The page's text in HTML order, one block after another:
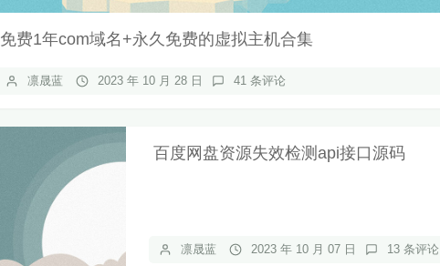
免费1年com域名+永久免费的虚拟主机合集
凛晟蓝 2023 年 10 月 28 日 41 条评论
百度网盘资源失效检测api接口源码
凛晟蓝 2023 年 10 月 07 日 13 条评论